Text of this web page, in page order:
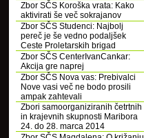
Zbor SČS Koroška vrata: Kako
aktivirati še več sokrajanov
Zbor SČS Studenci: Najbolj
pereč je še vedno podaljšek
Ceste Proletarskih brigad
Zbor SČS CenterIvanCankar:
Akcija gre naprej
Zbor SČS Nova vas: Prebivalci
Nove vasi več ne bodo prosili
ampak zahtevali
Zbori samoorganiziranih četrtnih
in krajevnih skupnosti Maribora
24. do 28. marca 2014